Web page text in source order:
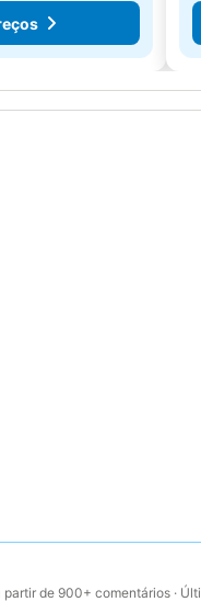
de 900+ comentários ·